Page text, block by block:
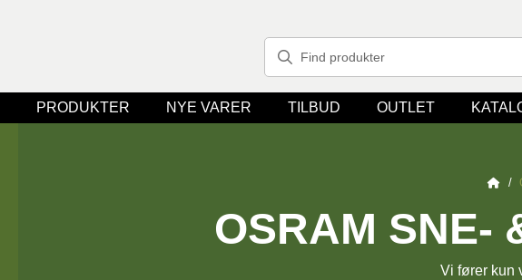
PRODUKTER NYE VARER TILBUD OUTLET
/
OSRAM SNE-
Vi fører kun